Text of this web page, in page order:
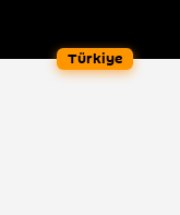
Türkiye